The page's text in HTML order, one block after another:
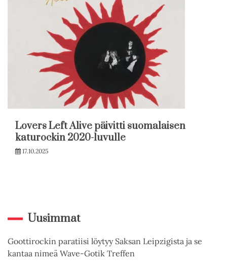
Lovers Left Alive päivitti suomalaisen
katurockin 2020-luvulle
17.10.2025
Uusimmat
Goottirockin paratiisi löytyy Saksan Leipzigista ja se
kantaa nimeä Wave-Gotik Treffen